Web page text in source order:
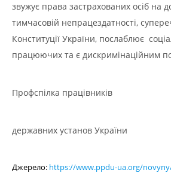
звужує права застрахованих осіб на
тимчасовій непрацездатності,
Конституції України, послаблює
працюючих та є дискримінаційним по
Профспілка працівників
державних установ України
Джерело: https://www.ppdu-ua.org/